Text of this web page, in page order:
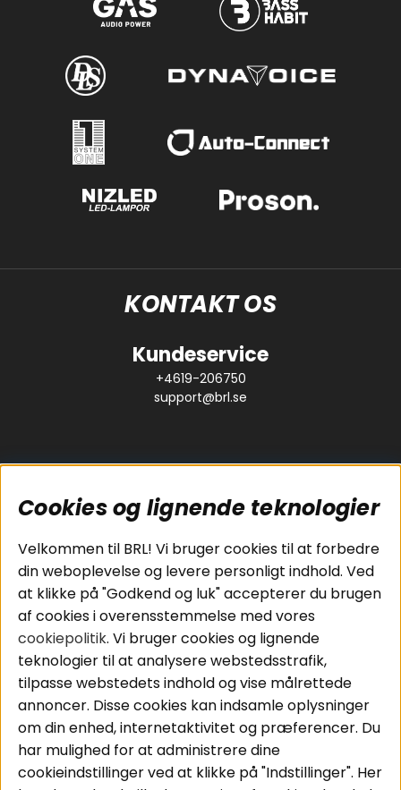
KONTAKT OS
Kundeservice
+4619-206750
support@brl.se
Populære sider
Pakkeløsninger
Bilstereo
Højttalere
Forstærker
Smartphone
Tilbehør
Kabler
Kundeservice
Cookies
Handelsbetingelser
Personvernpolicy
Service / Garanti /
Retur
Områder
Bilstereo
Følg os
Instagram
Cookies og lignende teknologier
Velkommen til BRL! Vi bruger cookies til at forbedre
din weboplevelse og levere personligt indhold. Ved
at klikke på "Godkend og luk" accepterer du brugen
af cookies i overensstemmelse med vores
cookiepolitik. Vi bruger cookies og lignende
teknologier til at analysere webstedsstrafik,
tilpasse webstedets indhold og vise målrettede
annoncer. Disse cookies kan indsamle oplysninger
om din enhed, internetaktivitet og præferencer. Du
har mulighed for at administrere dine
cookieindstillinger ved at klikke på "Indstillinger". Her